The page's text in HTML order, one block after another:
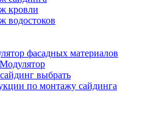
кровли
водостоков
фасадных материалов
выбрать
по монтажу сайдинга